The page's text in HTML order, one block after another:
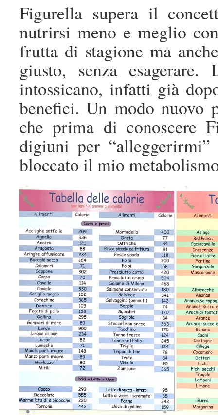
Figurella supera il
nutrirsi meno e meglio
frutta di stagione ma
giusto, senza
intossicano, infatti già
benefici. Un modo nuovo
che prima di conoscere
digiuni per
bloccato il mio